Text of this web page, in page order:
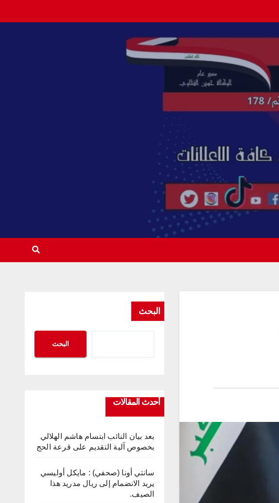
البحث
البحث
أحدث المقالات
بعد بيان النائب ابتسام هاشم الهلالي
بخصوص آلية التقديم على قرعة الحج
سانتي أونا (صحفي) : مايكل أوليسي
يريد الانضمام إلى ريال مدريد هذا
الصيف.